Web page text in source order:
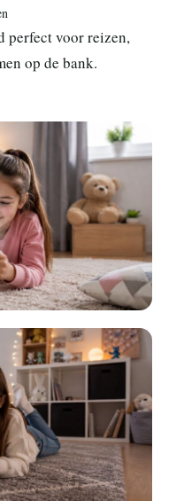
perfect voor reizen,
op de bank.